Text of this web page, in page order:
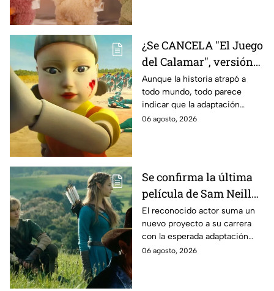
¿Se CANCELA "El Juego
del Calamar", versión
Estados Unidos? Esto
es lo que se sabe al
momento
Aunque la historia atrapó a
todo mundo, todo parece
indicar que la adaptación
podría ser cancelada:
06 agosto, 2026
Se confirma la última
película de Sam Neill
antes de morir: esto es
lo que se sabe hasta
ahora
El reconocido actor suma un
nuevo proyecto a su carrera
con la esperada adaptación
cinematográfica del popular
06 agosto, 2026